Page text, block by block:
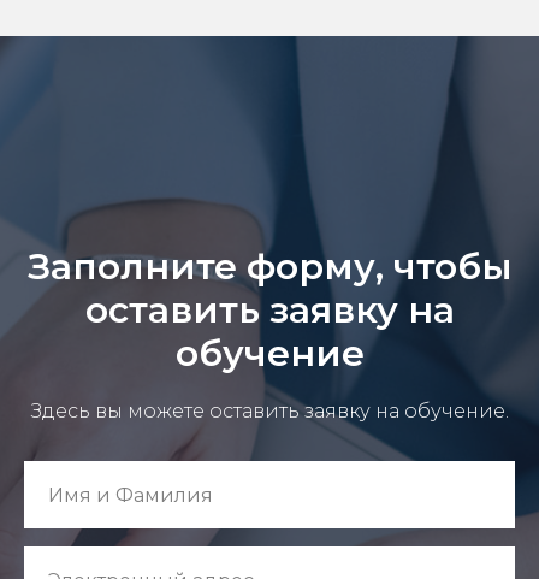
Заполните форму, чтобы
оставить заявку на
обучение
Здесь вы можете оставить заявку на обучение.